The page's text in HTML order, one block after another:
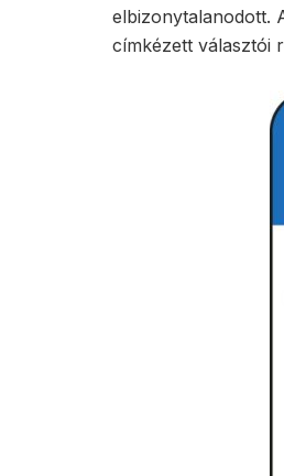
elbizonytalanodott.
címkézett választói